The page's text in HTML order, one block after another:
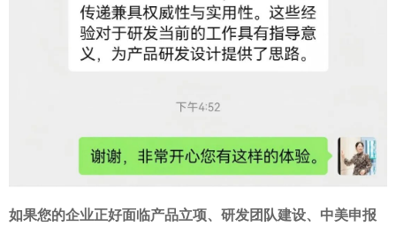
如果您的企业正好面临产品立项、研发团队建设、中美申报